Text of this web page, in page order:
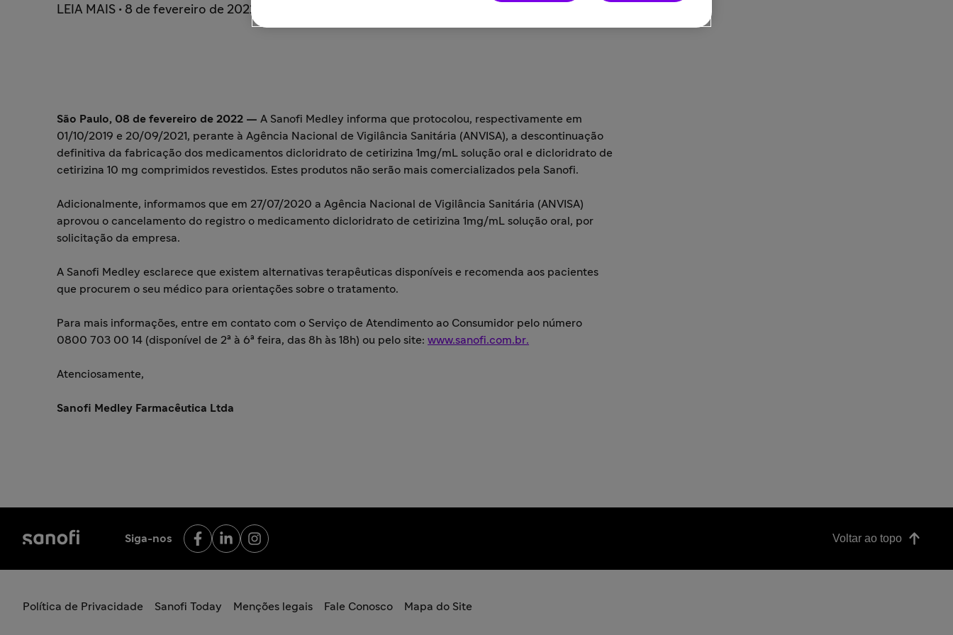
LEIA MAIS • 8 de fevereiro de 2022
São Paulo, 08 de fevereiro de 2022 — A Sanofi Medley informa que protocolou, respectivamente em
01/10/2019 e 20/09/2021, perante à Agência Nacional de Vigilância Sanitária (ANVISA), a descontinuação
definitiva da fabricação dos medicamentos dicloridrato de cetirizina 1mg/mL solução oral e dicloridrato de
cetirizina 10 mg comprimidos revestidos. Estes produtos não serão mais comercializados pela Sanofi.
Adicionalmente, informamos que em 27/07/2020 a Agência Nacional de Vigilância Sanitária (ANVISA)
aprovou o cancelamento do registro o medicamento dicloridrato de cetirizina 1mg/mL solução oral, por
solicitação da empresa.
A Sanofi Medley esclarece que existem alternativas terapêuticas disponíveis e recomenda aos pacientes
que procurem o seu médico para orientações sobre o tratamento.
Para mais informações, entre em contato com o Serviço de Atendimento ao Consumidor pelo número
0800 703 00 14 (disponível de 2ª à 6ª feira, das 8h às 18h) ou pelo site: www.sanofi.com.br.
Atenciosamente,
Sanofi Medley Farmacêutica Ltda
Siga-nos Voltar ao topo
Política de Privacidade Sanofi Today Menções legais Fale Conosco Mapa do Site